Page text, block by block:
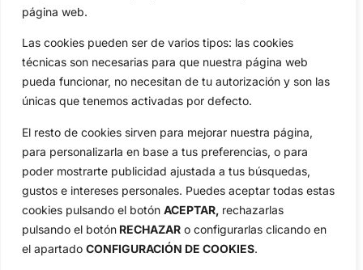
página web.
Las cookies pueden ser de varios tipos: las cookies
técnicas son necesarias para que nuestra página web
pueda funcionar, no necesitan de tu autorización y son las
únicas que tenemos activadas por defecto.
El resto de cookies sirven para mejorar nuestra página,
para personalizarla en base a tus preferencias, o para
poder mostrarte publicidad ajustada a tus búsquedas,
gustos e intereses personales. Puedes aceptar todas estas
cookies pulsando el botón ACEPTAR, rechazarlas
pulsando el botón RECHAZAR o configurarlas clicando en
el apartado CONFIGURACIÓN DE COOKIES.
Política de Privacidad
Publicidad
Newsletters
Copyright © 2025 OpenGolf | Diseño porTecnoQuatre